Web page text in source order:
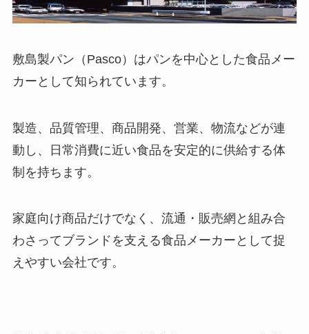
敷島製パン（Pasco）はパンを中心とした食品メー
カーとして知られています。
製造、品質管理、商品開発、営業、物流などが連
動し、日常消費に近い食品を安定的に供給する体
制を持ちます。
家庭向け商品だけでなく、流通・販売網と組み合
わさってブランドを支える食品メーカーとして捉
えやすい会社です。